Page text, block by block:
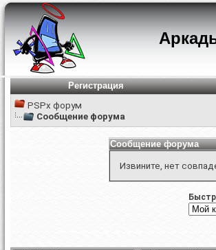
Регистрация
PSPx форум
Сообщение форума
Сообщение форума
Извините, нет